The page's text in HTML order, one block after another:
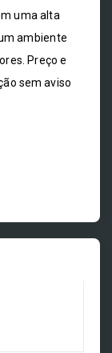
uma alta
ambiente
Preço e
sem aviso